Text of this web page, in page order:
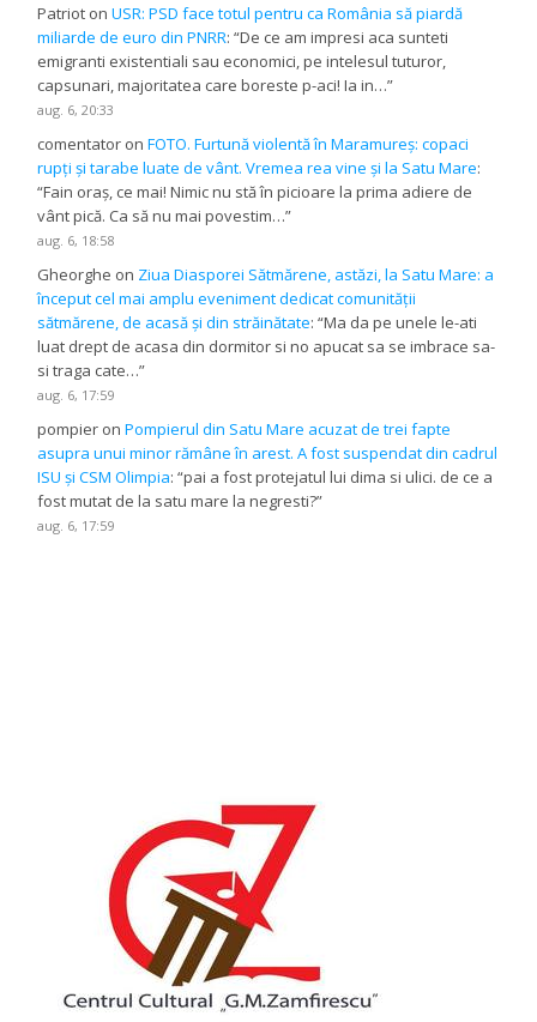
Patriot onUSR: PSD face totul pentru ca România să piardă
miliarde de euro din PNRR: “De ce am impresi aca sunteti
emigranti existentiali sau economici, pe intelesul tuturor,
capsunari, majoritatea care boreste p-aci! Ia in…”
aug. 6, 20:33
comentator onFOTO. Furtună violentă în Maramureș: copaci
rupți și tarabe luate de vânt. Vremea rea vine și la Satu Mare:
“Fain oraș, ce mai! Nimic nu stă în picioare la prima adiere de
vânt pică. Ca să nu mai povestim…”
aug. 6, 18:58
Gheorghe on Ziua Diasporei Sătmărene, astăzi, la Satu Mare: a
început cel mai amplu eveniment dedicat comunității
sătmărene, de acasă și din străinătate: “Ma da pe unele le-ati
luat drept de acasa din dormitor si no apucat sa se imbrace sa-
si traga cate…”
aug. 6, 17:59
pompier onPompierul din Satu Mare acuzat de trei fapte
asupra unui minor rămâne în arest. A fost suspendat din cadrul
ISU și CSM Olimpia: “pai a fost protejatul lui dima si ulici. de ce a
fost mutat de la satu mare la negresti?”
aug. 6, 17:59